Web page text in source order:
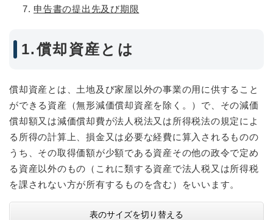
申告書の提出先及び期限
1.償却資産とは
償却資産とは、土地及び家屋以外の事業の用に供すること
ができる資産（無形減価償却資産を除く。）で、その減価
償却額又は減価償却費が法人税法又は所得税法の規定によ
る所得の計算上、損金又は必要な経費に算入されるものの
うち、その取得価額が少額である資産その他の政令で定め
る資産以外のもの（これに類する資産で法人税又は所得税
を課されない方が所有するものを含む）をいいます。
表のサイズを切り替える